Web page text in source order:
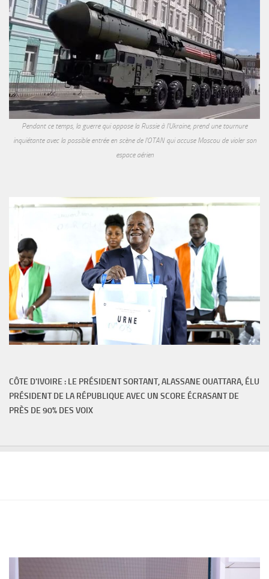
Pendant ce temps, la guerre qui oppose la Russie à l'Ukraine, prend une tournure
inquiétante avec la possible entrée en scène de l'OTAN qui accuse Moscou de violer son
espace aérien
CÔTE D'IVOIRE : LE PRÉSIDENT SORTANT, ALASSANE OUATTARA, ÉLU
PRÉSIDENT DE LA RÉPUBLIQUE AVEC UN SCORE ÉCRASANT DE
PRÈS DE 90% DES VOIX